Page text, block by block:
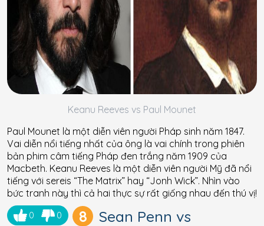
Keanu Reeves vs Paul Mounet
Paul Mounet là một diễn viên người Pháp sinh năm 1847.
Vai diễn nổi tiếng nhất của ông là vai chính trong phiên
bản phim câm tiếng Pháp đen trắng năm 1909 của
Macbeth. Keanu Reeves là một diễn viên người Mỹ đã nổi
tiếng với sereis “The Matrix” hay “Jonh Wick”. Nhìn vào
bức tranh này thì cả hai thực sự rất giống nhau đến thú vị!
0 0 8
Sean Penn vs